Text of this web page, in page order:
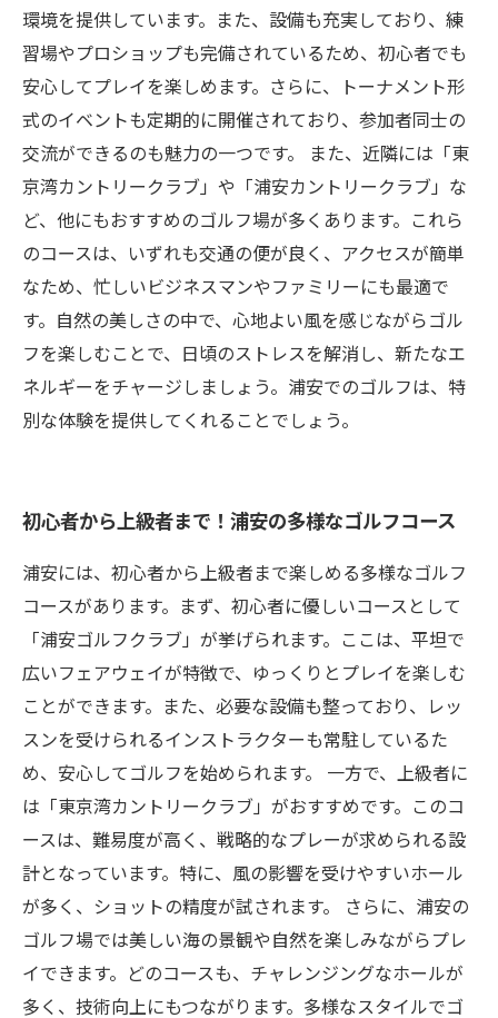
環境を提供しています。また、設備も充実しており、練
習場やプロショップも完備されているため、初心者でも
安心してプレイを楽しめます。さらに、トーナメント形
式のイベントも定期的に開催されており、参加者同士の
交流ができるのも魅力の一つです。 また、近隣には「東
京湾カントリークラブ」や「浦安カントリークラブ」な
ど、他にもおすすめのゴルフ場が多くあります。これら
のコースは、いずれも交通の便が良く、アクセスが簡単
なため、忙しいビジネスマンやファミリーにも最適で
す。自然の美しさの中で、心地よい風を感じながらゴル
フを楽しむことで、日頃のストレスを解消し、新たなエ
ネルギーをチャージしましょう。浦安でのゴルフは、特
別な体験を提供してくれることでしょう。
初心者から上級者まで！浦安の多様なゴルフコース
浦安には、初心者から上級者まで楽しめる多様なゴルフ
コースがあります。まず、初心者に優しいコースとして
「浦安ゴルフクラブ」が挙げられます。ここは、平坦で
広いフェアウェイが特徴で、ゆっくりとプレイを楽しむ
ことができます。また、必要な設備も整っており、レッ
スンを受けられるインストラクターも常駐しているた
め、安心してゴルフを始められます。 一方で、上級者に
は「東京湾カントリークラブ」がおすすめです。このコ
ースは、難易度が高く、戦略的なプレーが求められる設
計となっています。特に、風の影響を受けやすいホール
が多く、ショットの精度が試されます。 さらに、浦安の
ゴルフ場では美しい海の景観や自然を楽しみながらプレ
イできます。どのコースも、チャレンジングなホールが
多く、技術向上にもつながります。多様なスタイルでゴ